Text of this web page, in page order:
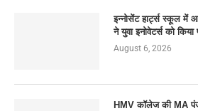
इन्नोसेंट हार्ट्स स्कूल में
ने युवा इनोवेटर्स को किया
August 6, 2026
HMV कॉलेज की MA